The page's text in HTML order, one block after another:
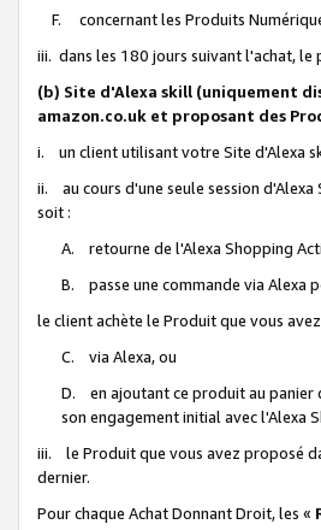
F. concernant les Produits
iii. dans les 180 jours suivant l'achat,
(b) Site d'Alexa skill (uniquement
amazon.co.uk et proposant des
i. un client utilisant votre Site d'Alexa
ii. au cours d'une seule session
soit :
A. retourne de l'Alexa Shopping
B. passe une commande via Alexa
le client achète le Produit que vous
C. via Alexa, ou
D. en ajoutant ce produit au panier
son engagement initial avec l'Alexa
iii. le Produit que vous avez proposé
dernier.
Pour chaque Achat Donnant Droit, les «